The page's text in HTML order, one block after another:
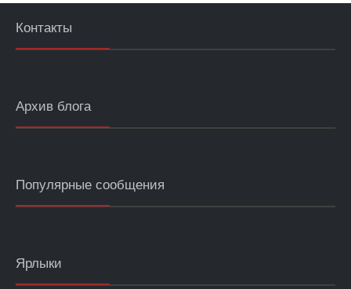
Контакты
Архив блога
Популярные сообщения
Ярлыки